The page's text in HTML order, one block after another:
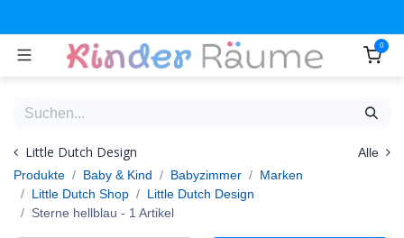
0
Little Dutch Design
Alle
Produkte
Baby & Kind Babyzimmer
Marken
Little Dutch Shop
Little Dutch Design
Sterne hellblau - 1 Artikel